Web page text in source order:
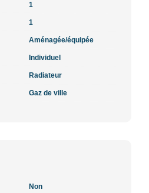
1
1
Aménagée/équipée
Individuel
Radiateur
Gaz de ville
Non